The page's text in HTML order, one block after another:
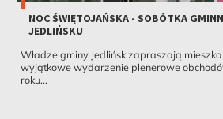
NOC ŚWIĘTOJAŃSKA - SOBÓTKA
JEDLIŃSKU
Władze gminy Jedlińsk zapraszają
wyjątkowe wydarzenie plenerowe
roku...